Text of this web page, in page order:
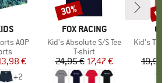
AOP
pris
€
+2
MÆRKE
FOX RACING
Artikel
Kid's Absolute S/S Tee
Produktgruppe
T-shirt
Pris
24,95 €Nedsat pris
17,47 €
Rabat
30%
Artikel
Kid's T-Shirt
19,95
til